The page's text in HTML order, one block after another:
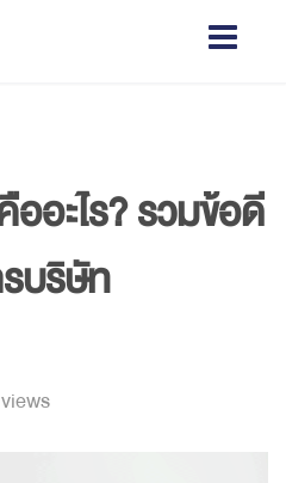
+
อะไร? รวมข้อดี
บริษัท